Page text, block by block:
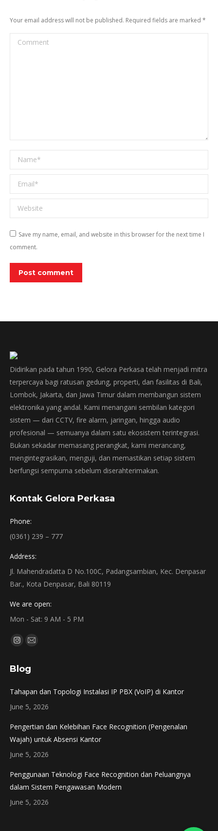
Your email address will not be published. Required fields are marked *
Comment
Name *
Email *
Website
Save my name, email, and website in this browser for the next time I
comment.
Post comment
Didirikan pada tahun 1990, Gelora Perkasa telah menjadi mitra
terpercaya bagi ratusan gedung, properti, dan fasilitas di Bali,
Lombok, Jakarta, dan Jawa Timur dalam membangun sistem
elektronika yang andal. Kami menangani sembilan kategori
sistem — dari CCTV, fire alarm, jaringan, hingga audio
profesional — semuanya dalam satu ekosistem terintegrasi.
Bukan sekadar memasang perangkat, kami merancang,
mengintegrasikan, menguji, dan memastikan setiap sistem
berfungsi sempurna sebelum diserahterimakan.
Kontak Gelora Perkasa
Phone:
(0361) 239 – 777
Address:
Jl. Mahendradatta D No.100C, Padangsambian, Kec. Denpasar
Bar., Kota Denpasar, Bali 80119
We are open:
Mon - Sat: 9 AM - 5 PM
Find us on:
Instagram
opens
new
window
Mail
new
window
Blog
Tahapan dan Topologi Instalasi IP PBX (VoIP) di Kantor
June 5, 2026
Pengertian dan Kelebihan Face Recognition (Pengenalan
Wajah) untuk Absensi Kantor
June 5, 2026
Penggunaan Teknologi Face Recognition dan Peluangnya
dalam Sistem Pengawasan Modern
June 5, 2026